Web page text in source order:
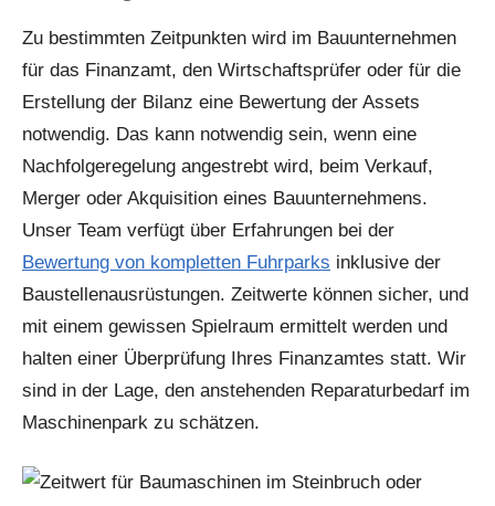
Zu bestimmten Zeitpunkten wird im Bauunternehmen
für das Finanzamt, den Wirtschaftsprüfer oder für die
Erstellung der Bilanz eine Bewertung der Assets
notwendig. Das kann notwendig sein, wenn eine
Nachfolgeregelung angestrebt wird, beim Verkauf,
Merger oder Akquisition eines Bauunternehmens.
Unser Team verfügt über Erfahrungen bei der
Bewertung von kompletten Fuhrparks inklusive der
Baustellenausrüstungen. Zeitwerte können sicher, und
mit einem gewissen Spielraum ermittelt werden und
halten einer Überprüfung Ihres Finanzamtes statt. Wir
sind in der Lage, den anstehenden Reparaturbedarf im
Maschinenpark zu schätzen.